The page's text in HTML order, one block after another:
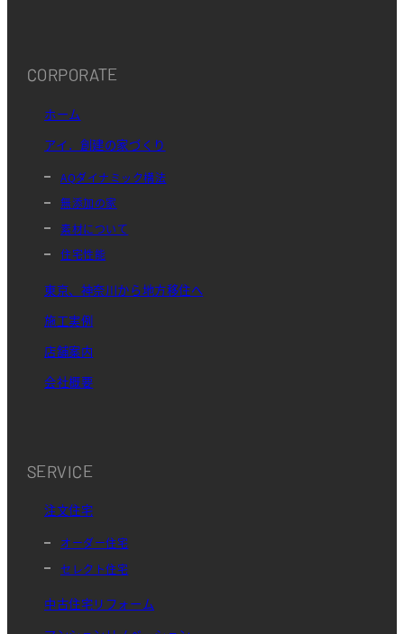
CORPORATE
ホーム
アイ．創建の家づくり
AQダイナミック構法
無添加の家
素材について
住宅性能
東京、神奈川から地方移住へ
施工実例
店舗案内
会社概要
SERVICE
注文住宅
オーダー住宅
セレクト住宅
中古住宅リフォーム